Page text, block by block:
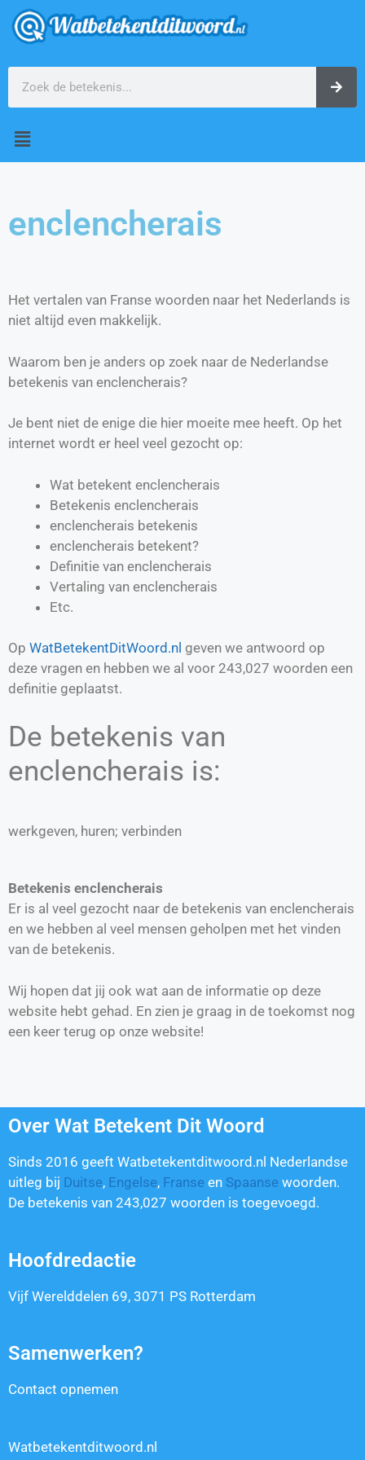
enclencherais
Het vertalen van Franse woorden naar het Nederlands is
niet altijd even makkelijk.
Waarom ben je anders op zoek naar de Nederlandse
betekenis van enclencherais?
Je bent niet de enige die hier moeite mee heeft. Op het
internet wordt er heel veel gezocht op:
Wat betekent enclencherais
Betekenis enclencherais
enclencherais betekenis
enclencherais betekent?
Definitie van enclencherais
Vertaling van enclencherais
Etc.
Op WatBetekentDitWoord.nl geven we antwoord op
deze vragen en hebben we al voor 243,027 woorden een
definitie geplaatst.
De betekenis van
enclencherais is:
werkgeven, huren; verbinden
Betekenis enclencherais
Er is al veel gezocht naar de betekenis van enclencherais
en we hebben al veel mensen geholpen met het vinden
van de betekenis.
Wij hopen dat jij ook wat aan de informatie op deze
website hebt gehad. En zien je graag in de toekomst nog
een keer terug op onze website!
Over Wat Betekent Dit Woord
Sinds 2016 geeft Watbetekentditwoord.nl Nederlandse
uitleg bij Duitse, Engelse, Franse en Spaanse woorden.
De betekenis van 243,027 woorden is toegevoegd.
Hoofdredactie
Vijf Werelddelen 69, 3071 PS Rotterdam
Samenwerken?
Contact opnemen
Watbetekentditwoord.nl